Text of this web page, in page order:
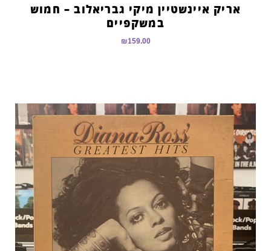
אריק איינשטיין מיקי גבריאלוב – חמוש
במשקפיים
₪159.00